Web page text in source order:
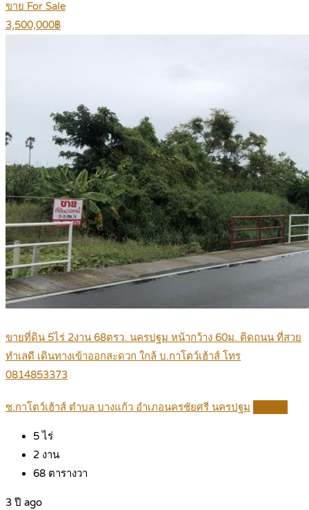
ขาย For Sale
3,500,000฿
ขายที่ดิน 5ไร่ 2งาน 68ตรว. นครปฐม หน้ากว้าง 60ม. ติดถนน ที่สวย
ทำเลดี เดินทางเข้าออกสะดวก ใกล้ บ.กาโตว์เฮ้าส์ โทร
0814853373
ซ.กาโตว์เฮ้าส์ ตำบล บางแก้ว อำเภอนครชัยศรี นครปฐม
5ไร่
2 งาน
68 ตารางวา
3 ปี ago